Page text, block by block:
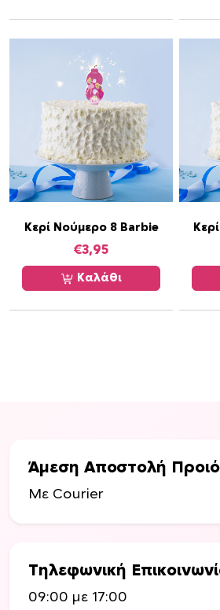
Κερί Νούμερο 8 Barbie
€3,95
Καλάθι
Άμεση Αποστολή
Με Courier
Τηλεφωνική
09:00 με 17:00